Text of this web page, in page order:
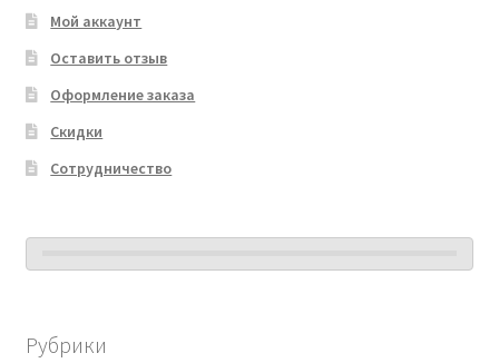
Мой аккаунт
Оставить отзыв
Оформление заказа
Скидки
Сотрудничество
Рубрики